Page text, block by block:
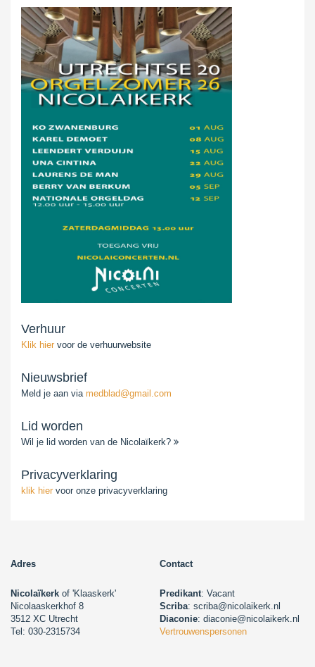
Verhuur
Klik hier voor de verhuurwebsite
Nieuwsbrief
Meld je aan via medblad@gmail.com
Lid worden
Wil je lid worden van de Nicolaïkerk?
Privacyverklaring
klik hier voor onze privacyverklaring
Adres Contact
Nicolaïkerk of 'Klaaskerk'
Nicolaaskerkhof 8
3512 XC Utrecht
Tel: 030-2315734
Predikant: Vacant
Scriba: scriba@nicolaikerk.nl
Diaconie: diaconie@nicolaikerk.nl
Vertrouwenspersonen